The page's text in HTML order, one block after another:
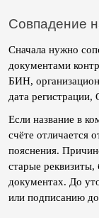
Совпадение
Сначала нужно
документами
БИН,
дата
Если название в
счёте отличается
пояснения.
старые
документах. До
или подписанию